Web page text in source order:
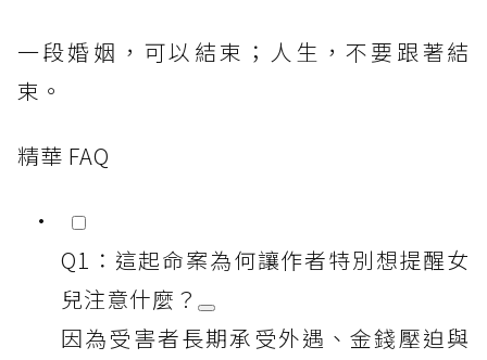
一段婚姻，可以結束；人生，不要跟著結
束。
精華 FAQ
Q1：這起命案為何讓作者特別想提醒女
兒注意什麼？
因為受害者長期承受外遇、金錢壓迫與